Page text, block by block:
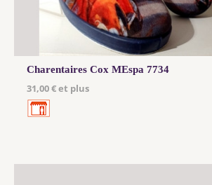
Charentaires Cox MEspa 7734
31,00 € et plus